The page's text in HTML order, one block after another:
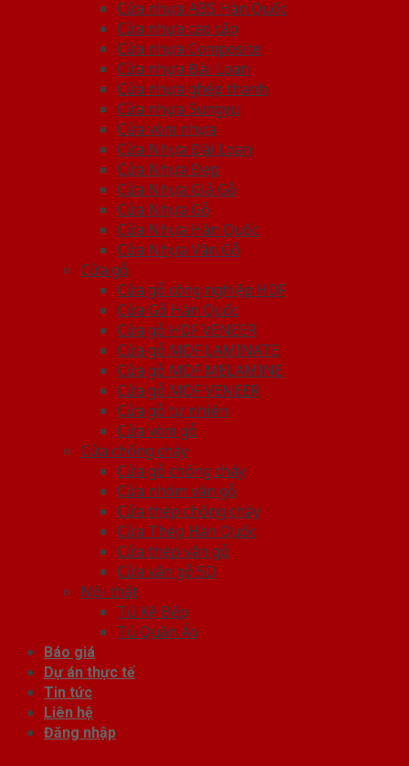
Cửa nhựa ABS Hàn Quốc
Cửa nhựa cao cấp
Cửa nhựa Composite
Cửa nhựa Đài Loan
Cửa nhựa ghép thanh
Cửa nhựa Sungyu
Cửa vòm nhựa
Cửa Nhựa Đài Loan
Cửa Nhựa Đẹp
Cửa Nhựa Giả Gỗ
Cửa Nhựa Gỗ
Cửa Nhựa Hàn Quốc
Cửa Nhựa Vân Gỗ
Cửa gỗ
Cửa gỗ công nghiệp HDF
Cửa Gỗ Hàn Quốc
Cửa gỗ HDF VENEER
Cửa gỗ MDF LAMINATE
Cửa gỗ MDF MELAMINE
Cửa gỗ MDF VENEER
Cửa gỗ tự nhiên
Cửa vòm gỗ
Cửa chống cháy
Cửa gỗ chống cháy
Cửa nhôm vân gỗ
Cửa thép chống cháy
Cửa Thép Hàn Quốc
Cửa thép vân gỗ
Cửa vân gỗ 5D
Nội thất
Tủ Kệ Bếp
Tủ Quần Áo
Báo giá
Dự án thực tế
Tin tức
Liên hệ
Đăng nhập